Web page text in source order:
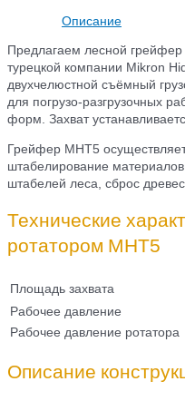
Описание
Предлагаем лесной грейфер
турецкой компании Mikron
двухчелюстной съёмный
для погрузо-разгрузочных
форм. Захват
Грейфер MHT5
штабелирование
штабелей леса, сброс
Технические
ротатором MHT5
Площадь захвата
Рабочее давление
Рабочее давление ротатора
Описание